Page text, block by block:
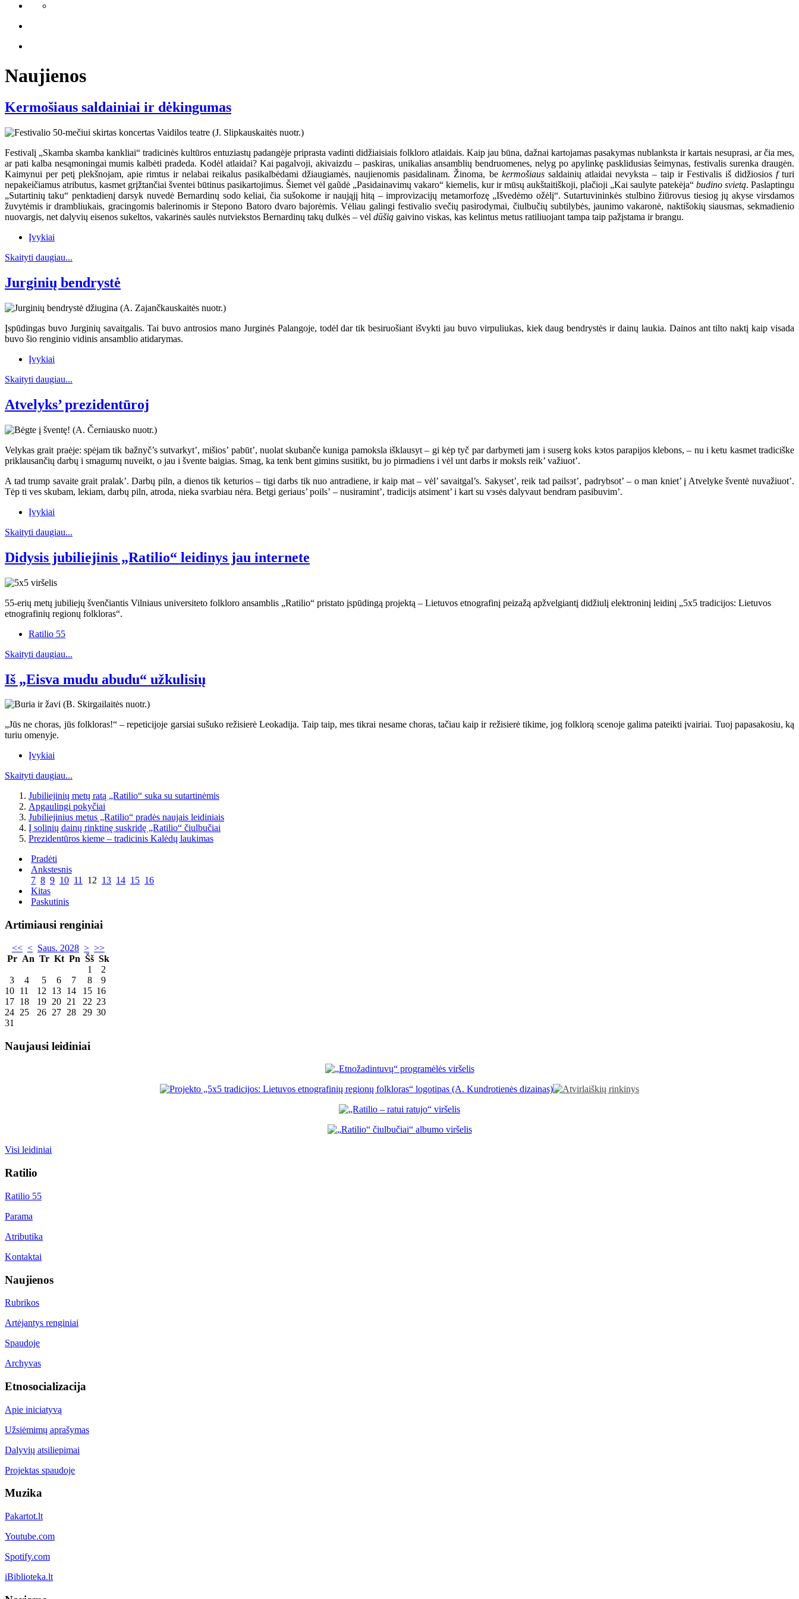
Naujienos
Kermošiaus saldainiai ir dėkingumas
Festivalį „Skamba skamba kankliai“ tradicinės kultūros entuziastų padangėje priprasta vadinti didžiaisiais folkloro atlaidais. Kaip jau būna, dažnai kartojamas pasakymas nublanksta ir kartais nesuprasi, ar čia mes,
ar pati kalba nesąmoningai mumis kalbėti pradeda. Kodėl atlaidai? Kai pagalvoji, akivaizdu – paskiras, unikalias ansamblių bendruomenes, nelyg po apylinkę pasklidusias šeimynas, festivalis surenka draugėn.
Kaimynui per petį plekšnojam, apie rimtus ir nelabai reikalus pasikalbėdami džiaugiamės, naujienomis pasidalinam. Žinoma, be kermošiaussaldainių atlaidai nevyksta – taip ir Festivalis iš didžiosios fturi
nepakeičiamus atributus, kasmet grįžtančiai šventei būtinus pasikartojimus. Šiemet vėl gaũdė „Pasidainavimų vakaro“ kiemelis, kur ir mūsų aukštaitiškoji, plačioji „Kai saulyte patekėja“ budino svietą. Paslaptingu
„Sutartinių taku“ penktadienį darsyk nuvedė Bernardinų sodo keliai, čia sušokome ir naująjį hitą – improvizacijų metamorfozę „Išvedėmo ožėlį“. Sutartuvininkės stulbino žiūrovus tiesiog jų akyse virsdamos
žuvytėmis ir drambliukais, gracingomis balerinomis ir Stepono Batoro dvaro bajorėmis. Vėliau galingi festivalio svečių pasirodymai, čiulbučių subtilybės, jaunimo vakaronė, naktišokių siausmas, sekmadienio
nuovargis, net dalyvių eisenos sukeltos, vakarinės saulės nutviekstos Bernardinų takų dulkės – vėl dūšią gaivino viskas, kas kelintus metus ratiliuojant tampa taip pažįstama ir brangu.
Įvykiai
Skaityti daugiau...
Jurginių bendrystė
Įspūdingas buvo Jurginių savaitgalis. Tai buvo antrosios mano Jurginės Palangoje, todėl dar tik besiruošiant išvykti jau buvo virpuliukas, kiek daug bendrystės ir dainų laukia. Dainos ant tilto naktį kaip visada
buvo šio renginio vidinis ansamblio atidarymas.
Įvykiai
Skaityti daugiau...
Atvelyks’ prezidentūroj
Velykas grait praėje: spėjam tik bažnyč’s sutvarkyt’, mišios’ pabūt’, nuolat skubanče kuniga pamoksla išklausyt – gi kėp tyč par darbymeti jam i suserg koks kэtos parapijos klebons, – nu i ketu kasmet tradiciške
priklausančių darbų i smagumų nuveikt, o jau i švente baigias. Smag, ka tenk bent gimins susitikt, bu jo pirmadiens i vėl unt darbs ir moksls reik’ važiuot’.
A tad trump savaite grait pralak’. Darbų piln, a dienos tik keturios – tigi darbs tik nuo antradiene, ir kaip mat – vėl’ savaitgal’s. Sakyset’, reik tad pailsэt’, padrybsot’ – o man kniet’ į Atvelyke šventė nuvažiuot’.
Tėp ti ves skubam, lekiam, darbų piln, atroda, nieka svarbiau nėra. Betgi geriaus’ poils’ – nusiramint’, tradicijs atsiment’ i kart su vэsės dalyvaut bendram pasibuvim’.
Įvykiai
Skaityti daugiau...
Didysis jubiliejinis „Ratilio“ leidinys jau internete
55-erių metų jubiliejų švenčiantis Vilniaus universiteto folkloro ansamblis „Ratilio“ pristato įspūdingą projektą – Lietuvos etnografinį peizažą apžvelgiantį didžiulį elektroninį leidinį „5x5 tradicijos: Lietuvos
etnografinių regionų folkloras“.
Ratilio 55
Skaityti daugiau...
Iš „Eisva mudu abudu“ užkulisių
„Jūs ne choras, jūs folkloras!“ – repeticijoje garsiai sušuko režisierė Leokadija. Taip taip, mes tikrai nesame choras, tačiau kaip ir režisierė tikime, jog folklorą scenoje galima pateikti įvairiai. Tuoj papasakosiu, ką
turiu omenyje.
Įvykiai
Skaityti daugiau...
Jubiliejinių metų ratą „Ratilio“ suka su sutartinėmis
Apgaulingi pokyčiai
Jubiliejinius metus „Ratilio“ pradės naujais leidiniais
Į solinių dainų rinktinę suskridę „Ratilio“ čiulbučiai
Prezidentūros kieme – tradicinis Kalėdų laukimas
Pradėti
Ankstesnis
7 8 9 10 11 12 13 14 15 16
Kitas
Paskutinis
Artimiausi renginiai
<< < Saus. 2028 > >>
Pr An Tr Kt Pn Šš Sk
1
2
3
4 5 6 7 8
9
10 11 12 13 14 15 16
17 18 19 20 21 22 23
24 25 26 27 28 29 30
31
Naujausi leidiniai
Visi leidiniai
Ratilio
Ratilio 55
Parama
Atributika
Kontaktai
Naujienos
Rubrikos
Artėjantys renginiai
Spaudoje
Archyvas
Etnosocializacija
Apie iniciatyvą
Užsiėmimų aprašymas
Dalyvių atsiliepimai
Projektas spaudoje
Muzika
Pakartot.lt
Youtube.com
Spotify.com
iBiblioteka.lt